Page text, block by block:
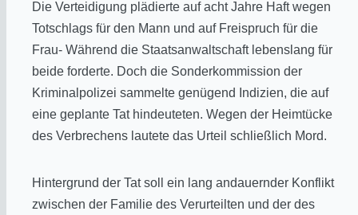
Die Verteidigung plädierte auf acht Jahre Haft wegen
Totschlags für den Mann und auf Freispruch für die
Frau- Während die Staatsanwaltschaft lebenslang für
beide forderte. Doch die Sonderkommission der
Kriminalpolizei sammelte genügend Indizien, die auf
eine geplante Tat hindeuteten. Wegen der Heimtücke
des Verbrechens lautete das Urteil schließlich Mord.
Hintergrund der Tat soll ein lang andauernder Konflikt
zwischen der Familie des Verurteilten und der des